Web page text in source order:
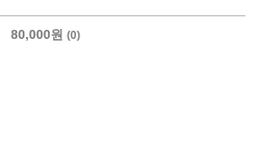
80,000원 (0)